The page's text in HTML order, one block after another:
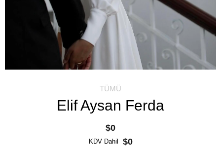
TÜMÜ
Elif Aysan Ferda
$0
KDV Dahil $0